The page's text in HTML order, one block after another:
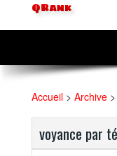
QRank
Accueil > Archive >
voyance par